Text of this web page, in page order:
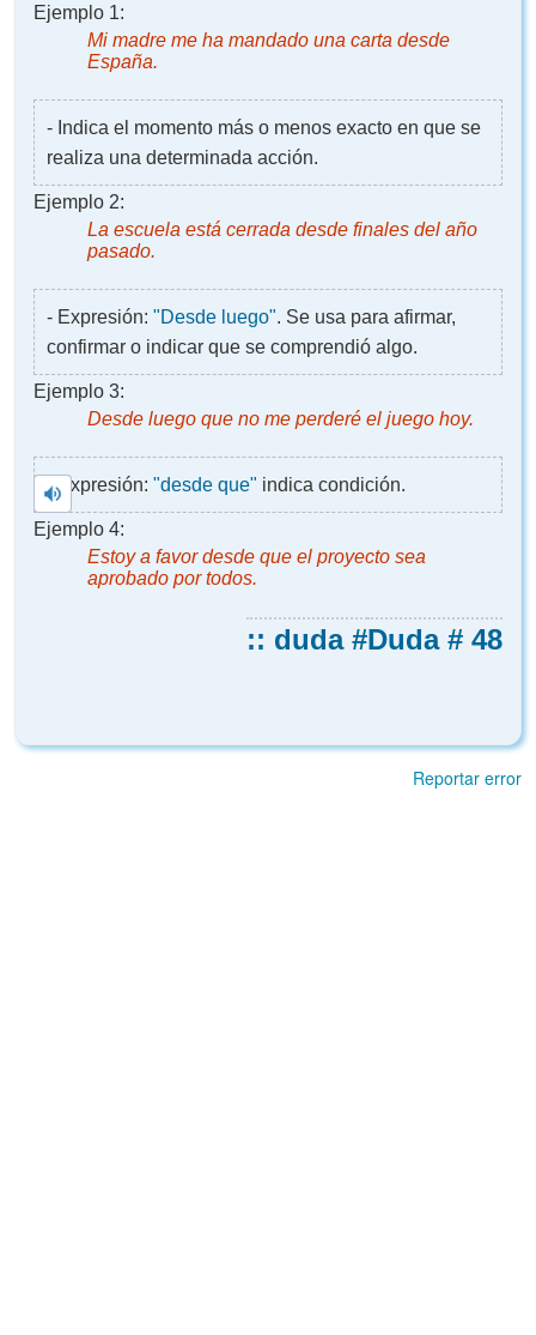
Ejemplo 1:
Mi madre me ha mandado una carta desde
España.
- Indica el momento más o menos exacto en que se
realiza una determinada acción.
Ejemplo 2:
La escuela está cerrada desde finales del año
pasado.
- Expresión: "Desde luego". Se usa para afirmar,
confirmar o indicar que se comprendió algo.
Ejemplo 3:
Desde luego que no me perderé el juego hoy.
- Expresión: "desde que" indica condición.
Ejemplo 4:
Estoy a favordesde que el proyecto sea
aprobado por todos.
Duda # 48
:: duda #
Reportar error